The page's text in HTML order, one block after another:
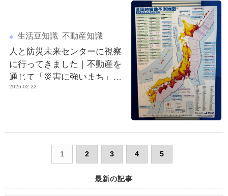
生活豆知識 不動産知識
人と防災未来センターに視察
に行ってきました｜不動産を
通じて「災害に強いまち」を
考える
2026-02-22
1 2 3 4 5
最新の記事